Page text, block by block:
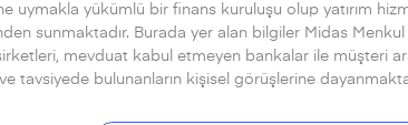
uymakla yükümlü bir finans kuruluşu olup yatırım
sunmaktadır. Burada yer alan bilgiler Midas Menkul
mevduat kabul etmeyen bankalar ile müşteri
tavsiyede bulunanların kişisel görüşlerine